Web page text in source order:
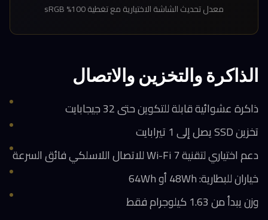
معدل تحديث الشاشة الاختيارية مع تغطية 100% sRGB
الذاكرة والتخزين والاتصال
ذاكرة عشوائية قابلة للتكوين حتى 32 جيجابايت
تخزين SSD يصل إلى 1 تيرابايت
دعم اختياري لتقنية Wi-Fi 7 للاتصال اللاسلكي فائق السرعة
خياران للبطارية: 48Wh أو 64Wh
وزن يبدأ من 1.63 كيلوجرام فقط